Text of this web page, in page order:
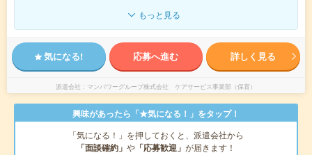
もっと見る
気になる! 応募へ進む 詳しく見る
派遣会社 マンパワーグループ株式会社 ケアサービス事業部（保育）
興味があったら「★気になる！」をタップ！
「気になる！」を押しておくと、派遣会社から
「面談確約」 や 「応募歓迎」 が届きます！